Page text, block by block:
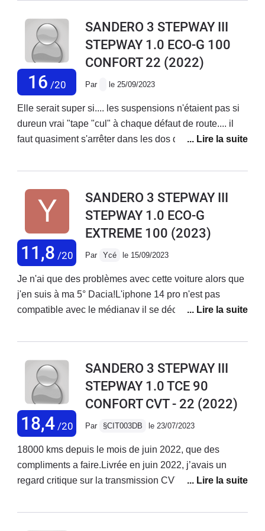
16 /20
SANDERO 3 STEPWAY III
STEPWAY 1.0 ECO-G 100
CONFORT 22 (2022)
Par le 25/09/2023
Elle serait super si.... les suspensions n'étaient pas si
dureun vrai "tape "cul" à chaque défaut de route.... il
faut quasiment s'arrêter dans les dos d'âne. Mais si
très bien
11,8 /20
SANDERO 3 STEPWAY III
STEPWAY 1.0 ECO-G
EXTREME 100 (2023)
Par Ycé le 15/09/2023
Je n'ai que des problèmes avec cette voiture alors que
j'en suis à ma 5° Dacia!L'iphone 14 pro n'est pas
compatible avec le médianav il se déconnecte au bout
l'iphone 12 !!!Plus grave: en roulant la voiture émet
représentant un volant s’allume ainsi que le voyant
orange situé sous l’axe de l’aiguille du compte tour
« Témoin de défaillance ou de non disponibilité ou
d’alerte du freinage actif d’urgence » avec Vibrations
de la voiture. Tout cela ne dure pas plus de 2 secondes
et tout rentre dans l’ordre...Flippant.Autre problème:
bruits de vibration au moment du remplissage du GPL.
Non résolu par Dacia Draguignan et Fréjus. (ils n'ont
18,4/20
SANDERO 3 STEPWAY III
STEPWAY 1.0 TCE 90
CONFORT CVT - 22 (2022)
Par §CIT003DB le 23/07/2023
18000 kms depuis le mois de juin 2022, que des
compliments a faire.Livrée en juin 2022, j’avais un
regard critique sur la transmission CVT, onctuosité,
mais jamais inconfortable, un peu sonore sur autoroute